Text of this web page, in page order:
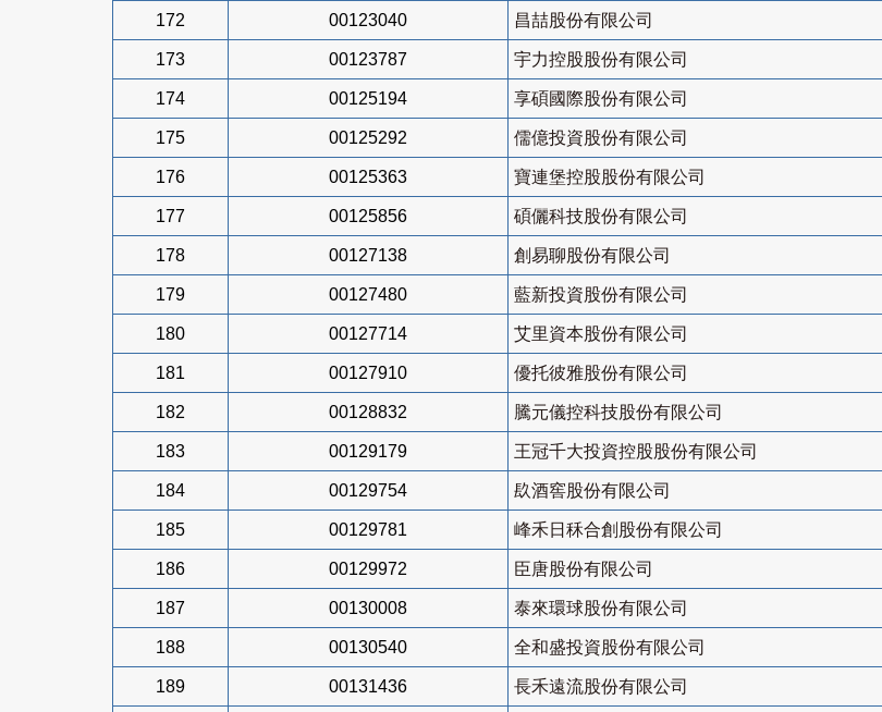
172 00123040 昌喆股份有限公司
173 00123787 宇力控股股份有限公司
174 00125194 享碩國際股份有限公司
175 00125292 儒億投資股份有限公司
176 00125363 寶連堡控股股份有限公司
177 00125856 碩儷科技股份有限公司
178 00127138 創易聊股份有限公司
179 00127480 藍新投資股份有限公司
180 00127714 艾里資本股份有限公司
181 00127910 優托彼雅股份有限公司
182 00128832 騰元儀控科技股份有限公司
183 00129179 王冠千大投資控股股份有限公司
184 00129754 镹酒窖股份有限公司
185 00129781 峰禾日秝合創股份有限公司
186 00129972 臣唐股份有限公司
187 00130008 泰來環球股份有限公司
188 00130540 全和盛投資股份有限公司
189 00131436 長禾遠流股份有限公司